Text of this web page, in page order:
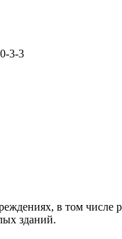
3-3
в том
зданий.